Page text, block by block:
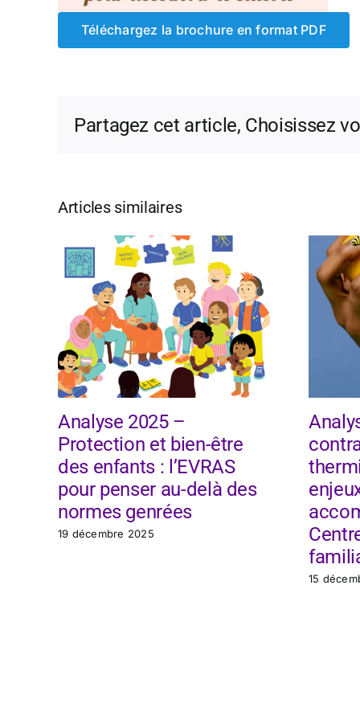
Téléchargez la brochure en format PDF
Partagez cet article, Choisissez
Articles similaires
Analyse 2025 –
Protection et bien-être
des enfants : l’EVRAS
pour penser au-delà des
normes genrées
19 décembre 2025
15